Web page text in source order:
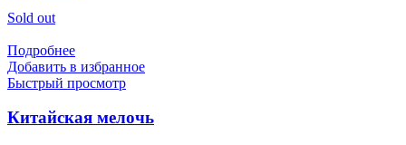
Sold out
Подробнее
Добавить в избранное
Быстрый просмотр
Китайская мелочь